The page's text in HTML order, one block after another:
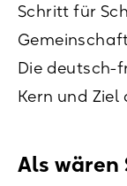
Schritt für
Die deutsch-
Kern und
Als wären